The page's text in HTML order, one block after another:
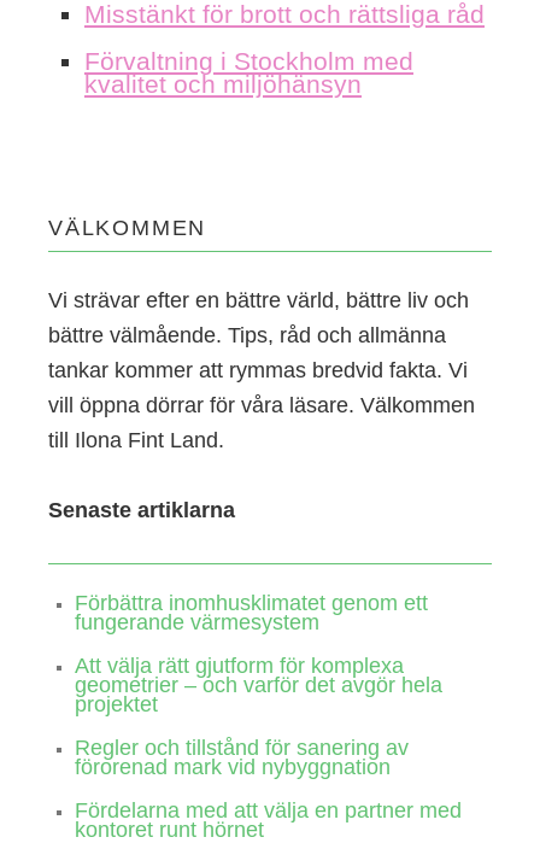
Misstänkt för brott och rättsliga råd
Förvaltning i Stockholm med
kvalitet och miljöhänsyn
VÄLKOMMEN
Vi strävar efter en bättre värld, bättre liv och
bättre välmående. Tips, råd och allmänna
tankar kommer att rymmas bredvid fakta. Vi
vill öppna dörrar för våra läsare. Välkommen
till Ilona Fint Land.
Senaste artiklarna
Förbättra inomhusklimatet genom ett
fungerande värmesystem
Att välja rätt gjutform för komplexa
geometrier – och varför det avgör hela
projektet
Regler och tillstånd för sanering av
förorenad mark vid nybyggnation
Fördelarna med att välja en partner med
kontoret runt hörnet